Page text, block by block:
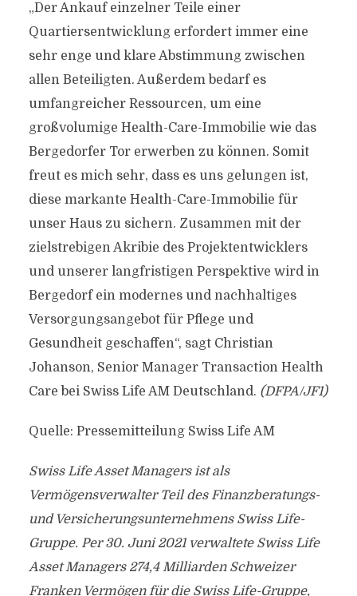
„Der Ankauf einzelner Teile einer
Quartiersentwicklung erfordert immer eine
sehr enge und klare Abstimmung zwischen
allen Beteiligten. Außerdem bedarf es
umfangreicher Ressourcen, um eine
großvolumige Health-Care-Immobilie wie das
Bergedorfer Tor erwerben zu können. Somit
freut es mich sehr, dass es uns gelungen ist,
diese markante Health-Care-Immobilie für
unser Haus zu sichern. Zusammen mit der
zielstrebigen Akribie des Projektentwicklers
und unserer langfristigen Perspektive wird in
Bergedorf ein modernes und nachhaltiges
Versorgungsangebot für Pflege und
Gesundheit geschaffen“, sagt Christian
Johanson, Senior Manager Transaction Health
Care bei Swiss Life AM Deutschland. (DFPA/JF1)
Quelle: Pressemitteilung Swiss Life AM
Swiss Life Asset Managers ist als
Vermögensverwalter Teil des Finanzberatungs-
und Versicherungsunternehmens Swiss Life-
Gruppe. Per 30. Juni 2021 verwaltete Swiss Life
Asset Managers 274,4 Milliarden Schweizer
Franken Vermögen für die Swiss Life-Gruppe,